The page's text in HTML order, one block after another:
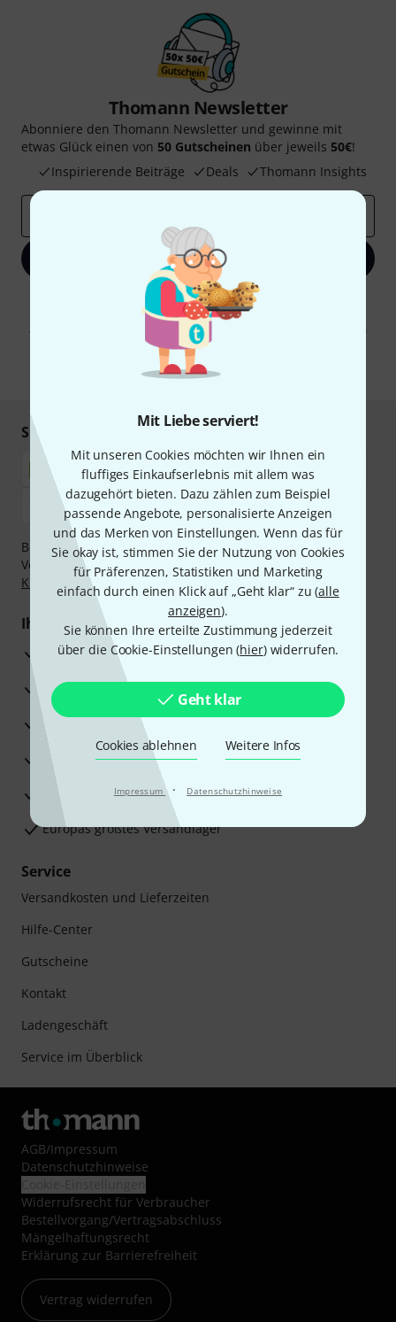
Mit Liebe serviert!
Mit unseren Cookies möchten wir Ihnen ein
fluffiges Einkaufserlebnis mit allem was
dazugehört bieten. Dazu zählen zum Beispiel
passende Angebote, personalisierte Anzeigen
und das Merken von Einstellungen. Wenn das für
Sie okay ist, stimmen Sie der Nutzung von Cookies
für Präferenzen, Statistiken und Marketing
einfach durch einen Klick auf „Geht klar“ zu (alle
anzeigen).
Sie können Ihre erteilte Zustimmung jederzeit
über die Cookie-Einstellungen (hier) widerrufen.
Geht klar
Cookies ablehnen Weitere Infos
Impressum · Datenschutzhinweise
Thomann Newsletter
Abonniere den Thomann Newsletter und gewinne mit
etwas Glück einen von 50 Gutscheinen über jeweils 50€!
Inspirierende Beiträge
Deals Thomann Insights
Jetzt anmelden
Mit Klick auf „Jetzt anmelden“ stimmen Sie dem Erhalt von E-Mail-
Werbung und einer Messung des E-Mail-Nutzungsverhaltens zu. Die
Abmeldung ist jederzeit möglich. Weitere Informationen finden Sie in
unseren
Datenschutzhinweisen
* Pflichtfeld
Sicher einkaufen & bezahlen
Bezahlen Sie vertraulich und sicher per Nachnahme,
Vorkasse, PayPal, Amazon Pay, Klarna Sofort bezahlen
Klarna Ratenzahlungoder Kreditkarte.
Ihre Vorteile
3 Jahre Thomann Garantie
30 Tage Money-Back-Garantie
Reparaturservice
Beratung durch Fachexperten
Zufriedenheitsgarantie
Europas größtes Versandlager
Service
Versandkosten und Lieferzeiten
Hilfe-Center
Gutscheine
Kontakt
Ladengeschäft
Service im Überblick
AGB/Impressum
Datenschutzhinweise
Widerrufsrecht für Verbraucher
Bestellvorgang/Vertragsabschluss
Mängelhaftungsrecht
Erklärung zur Barrierefreiheit
Vertrag widerrufen